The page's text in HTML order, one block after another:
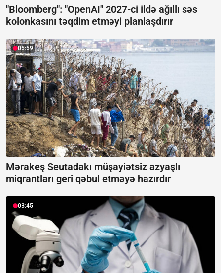
"Bloomberg": "OpenAI" 2027-ci ildə ağıllı səs
kolonkasını təqdim etməyi planlaşdırır
05:59
Mərakeş Seutadakı müşayiətsiz azyaşlı
miqrantları geri qəbul etməyə hazırdır
03:45